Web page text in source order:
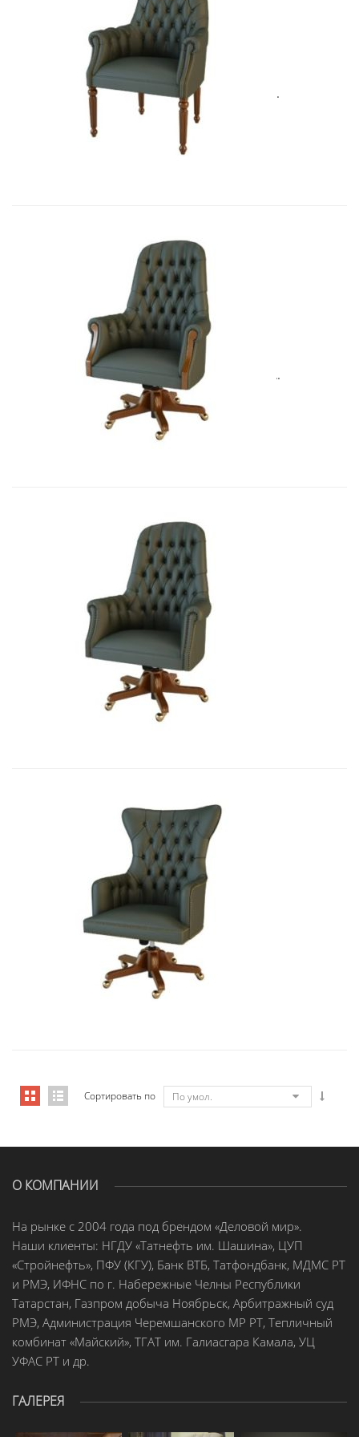
Art&Moble 01013F Кресло посетит�...
4 928,80
Art&Moble 01012B Кресло руковод�...
8 283,45€
Art&Moble 01012 Кресло руководи...
7 541,10€
Art&Moble 01001 Кресло руководи...
7 355,88€
Сортировать по По умол.
О КОМПАНИИ
На рынке с 2004 года под брендом «Деловой мир».
Наши клиенты: НГДУ «Татнефть им. Шашина», ЦУП
«Стройнефть», ПФУ (КГУ), Банк ВТБ, Татфондбанк, МДМС РТ
и РМЭ, ИФНС по г. Набережные Челны Республики
Татарстан, Газпром добыча Ноябрьск, Арбитражный суд
РМЭ, Администрация Черемшанского МР РТ, Тепличный
комбинат «Майский», ТГАТ им. Галиасгара Камала, УЦ
УФАС РТ и др.
ГАЛЕРЕЯ